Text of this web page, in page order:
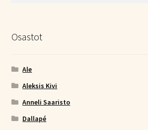
Osastot
Ale
Aleksis Kivi
Anneli Saaristo
Dallapé